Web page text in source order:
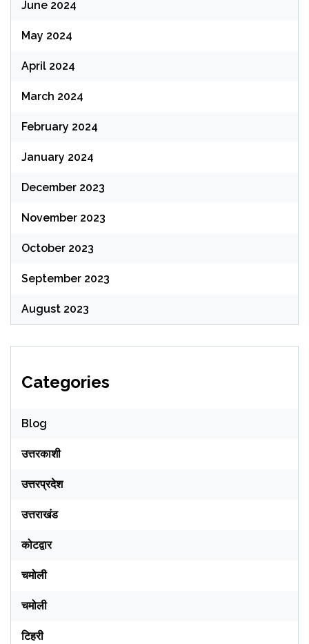
June 2024
May 2024
April 2024
March 2024
February 2024
January 2024
December 2023
November 2023
October 2023
September 2023
August 2023
Categories
Blog
उत्तरकाशी
उत्तरप्रदेश
उत्तराखंड
कोटद्वार
चमोली
चमोली
टिहरी